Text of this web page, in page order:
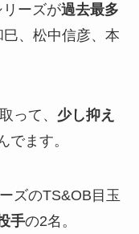
ーズが過去最多
巳、松中信彦、本
って、 少し抑え
でます。
ズのTS&OB目玉
手の2名。